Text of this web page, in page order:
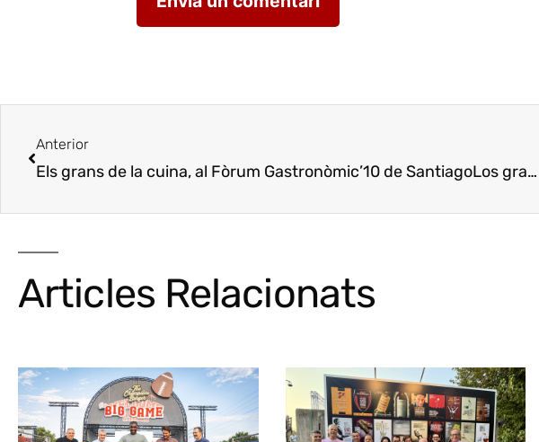
Anterior
Els grans de la cuina, al Fòrum Gastronòmic’10 de SantiagoLos grandes de la cocina, en el Fórum Gastronómico’10 de Santiago
Articles Relacionats